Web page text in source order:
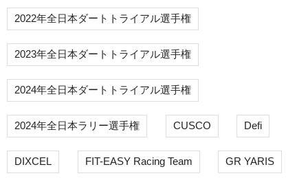
2022年全日本ダートトライアル選手権
2023年全日本ダートトライアル選手権
2024年全日本ダートトライアル選手権
2024年全日本ラリー選手権 CUSCO Defi
DIXCEL FIT-EASY Racing Team GR YARIS